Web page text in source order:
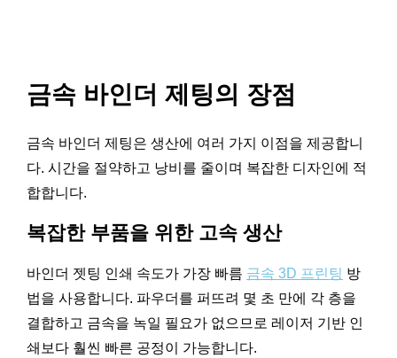
금속 바인더 제팅의 장점
금속 바인더 제팅은 생산에 여러 가지 이점을 제공합니
다. 시간을 절약하고 낭비를 줄이며 복잡한 디자인에 적
합합니다.
복잡한 부품을 위한 고속 생산
바인더 젯팅 인쇄 속도가 가장 빠름 금속 3D 프린팅 방
법을 사용합니다. 파우더를 퍼뜨려 몇 초 만에 각 층을
결합하고 금속을 녹일 필요가 없으므로 레이저 기반 인
쇄보다 훨씬 빠른 공정이 가능합니다.